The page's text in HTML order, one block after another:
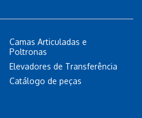
Camas Articuladas e
Poltronas
Elevadores de Transferência
Catálogo de peças